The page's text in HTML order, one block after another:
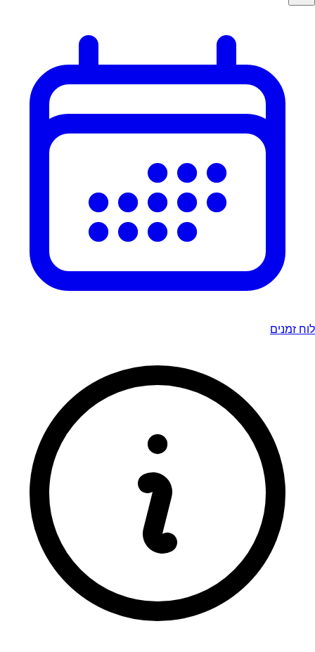
לוח זמנים